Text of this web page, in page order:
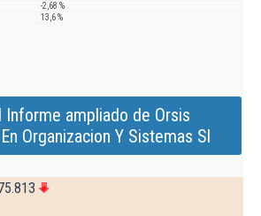
-2,68 %
13,6 %
Informe ampliado de Orsis
Organizacion Y Sistemas Sl